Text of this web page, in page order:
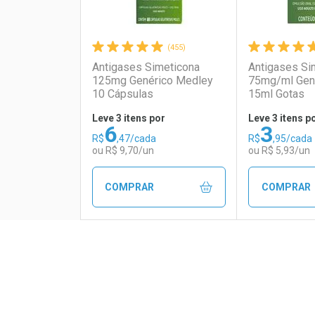
Ativar Desconto
Comprar sem Desconto
Comprar sem Desconto
Ativar
Comprar
Comprar 3
Por R$
Comprar
(455)
Antigases Simeticona
125mg Genérico Medley
10 Cápsulas
Leve 3 itens por
R$6,47/cada
ou R$ 9,70/un
COMPRAR
Antigases
75mg/ml
15ml Gotas
Leve 3 itens
R$3,95/cada
ou R$ 5,93/un
COMPRAR